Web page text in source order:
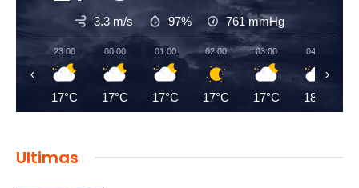
3.3 m/s 97% 761mmHg
23:00
17°C
00:00
17°C
01:00
17°C
02:00
17°C
03:00
17°C
04:00
18°C
‹ ›
Ultimas